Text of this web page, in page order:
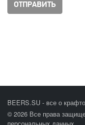
BEERS.SU - все о
© 2026 Все права